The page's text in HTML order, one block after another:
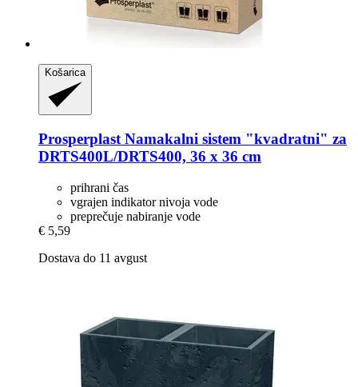
Košarica
Prosperplast Namakalni sistem "kvadratni" za
DRTS400L/DRTS400, 36 x 36 cm
prihrani čas
vgrajen indikator nivoja vode
preprečuje nabiranje vode
€ 5,59
Dostava do 11 avgust